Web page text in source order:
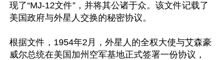
现了“MJ-12文件”，并将其公诸于众。该文件记载了
美国政府与外星人交换的秘密协议。
根据文件，1954年2月，外星人的全权大使与艾森豪
威尔总统在美国加州空军基地正式签署一份协议，